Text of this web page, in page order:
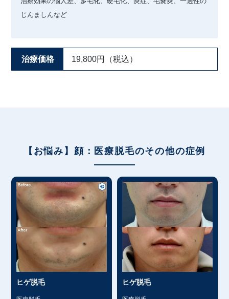
じんましんなど
治療価格 19,800円（税込）
【お悩み】顔：医療脱毛のその他の症例
ヒゲ脱毛 ヒゲ脱毛